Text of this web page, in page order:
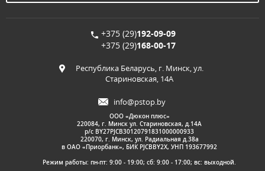
+375 (29)192-09-09
+375 (29)168-00-17
Республика Беларусь, г. Минск, ул.
Стариновская, 14А
info@pstop.by
ООО «Дюкон плюс»
220084, г. Минск ул. Стариновская, д.14А
р/с BY27PJCB30120791831000000933
220070, г. Минск, ул. Радиальная д.38а
в ОАО «Приорбанк», БИК PJCBBY2X, УНП 193677992
Режим работы: пн-пт: 9:00 - 19:00; сб: 9:00 - 17:00; вс: выходной.